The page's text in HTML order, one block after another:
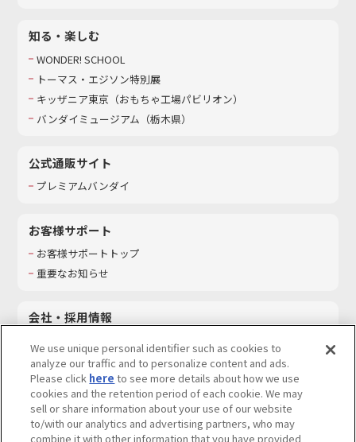
知る・楽しむ
WONDER! SCHOOL
トーマス・エジソン特別展
キッザニア東京（おもちゃ工場パビリオン）​
バンダイミュージアム（栃木県）
公式通販サイト
プレミアムバンダイ
お客様サポート
お客様サポートトップ
重要なお知らせ
会社・採用情報
採用情報
サステナビリティ
お問い合わせ
We use unique personal identifier such as cookies to
analyze our traffic and to personalize content and ads.
Please click here to see more details about how we use
cookies and the retention period of each cookie. We may
sell or share information about your use of our website
to/with our analytics and advertising partners, who may
combine it with other information that you have provided